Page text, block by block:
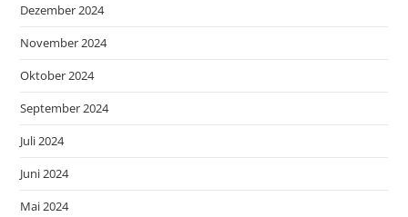
Dezember 2024
November 2024
Oktober 2024
September 2024
Juli 2024
Juni 2024
Mai 2024